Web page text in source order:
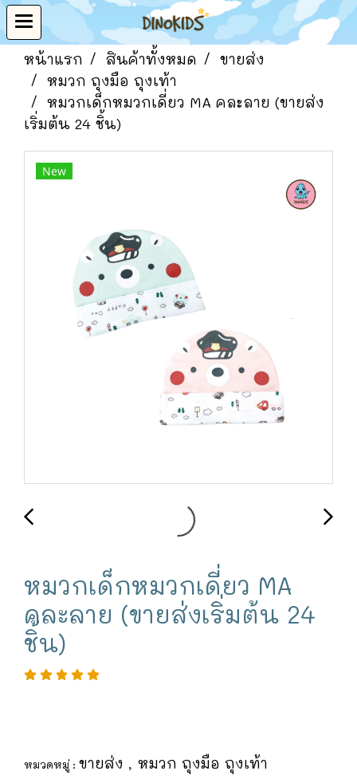
หน้าแรก สินค้าทั้งหมด
ขายส่ง
หมวก ถุงมือ ถุงเท้า
หมวกเด็กหมวกเดี่ยว MA คละลาย (ขายส่ง
เริ่มต้น 24 ชิ้น)
New
หมวกเด็กหมวกเดี่ยว MA
คละลาย (ขายส่งเริ่มต้น 24
ชิ้น)
หมวดหมู่ : ขายส่ง , หมวก ถุงมือ ถุงเท้า